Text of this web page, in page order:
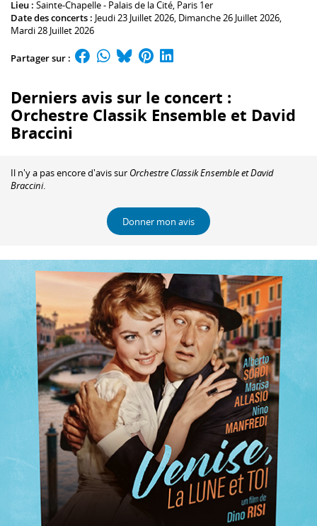
Lieu : Sainte-Chapelle - Palais de la Cité, Paris 1er
Date des concerts : Jeudi 23 Juillet 2026, Dimanche 26 Juillet 2026,
Mardi 28 Juillet 2026
Partager sur :
Derniers avis sur le concert :
Orchestre Classik Ensemble et David
Braccini
Il n'y a pas encore d'avis sur Orchestre Classik Ensemble et David
Braccini.
Donner mon avis